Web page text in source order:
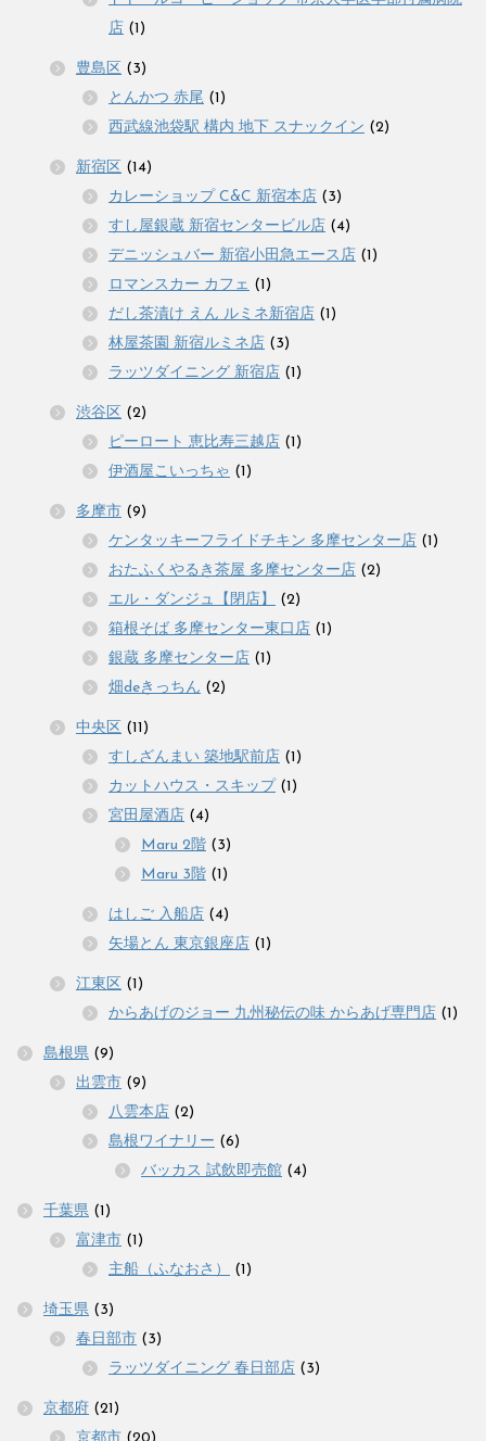
店 (1)
豊島区 (3)
とんかつ 赤尾 (1)
西武線池袋駅 構内 地下 スナックイン (2)
新宿区 (14)
カレーショップ C&C 新宿本店 (3)
すし屋銀蔵 新宿センタービル店 (4)
デニッシュバー 新宿小田急エース店 (1)
ロマンスカー カフェ (1)
だし茶漬け えん ルミネ新宿店 (1)
林屋茶園 新宿ルミネ店 (3)
ラッツダイニング 新宿店 (1)
渋谷区 (2)
ピーロート 恵比寿三越店 (1)
伊酒屋こいっちゃ (1)
多摩市 (9)
ケンタッキーフライドチキン 多摩センター店 (1)
おたふくやるき茶屋 多摩センター店 (2)
エル・ダンジュ【閉店】
(2)
箱根そば 多摩センター東口店 (1)
銀蔵 多摩センター店 (1)
畑deきっちん (2)
中央区 (11)
すしざんまい 築地駅前店 (1)
カットハウス・スキップ (1)
宮田屋酒店 (4)
Maru 2階 (3)
Maru 3階 (1)
はしご 入船店 (4)
矢場とん 東京銀座店 (1)
江東区 (1)
からあげのジョー 九州秘伝の味 からあげ専門店 (1)
島根県 (9)
出雲市 (9)
八雲本店 (2)
島根ワイナリー (6)
バッカス 試飲即売館 (4)
千葉県 (1)
富津市 (1)
主船（ふなおさ）
(1)
埼玉県 (3)
春日部市 (3)
ラッツダイニング 春日部店 (3)
京都府 (21)